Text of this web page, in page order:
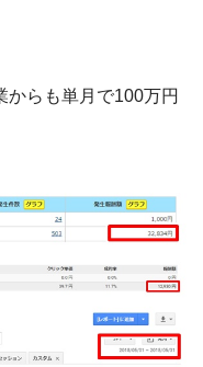
からも単月で100万円